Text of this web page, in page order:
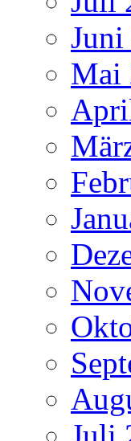
Juni
Mai